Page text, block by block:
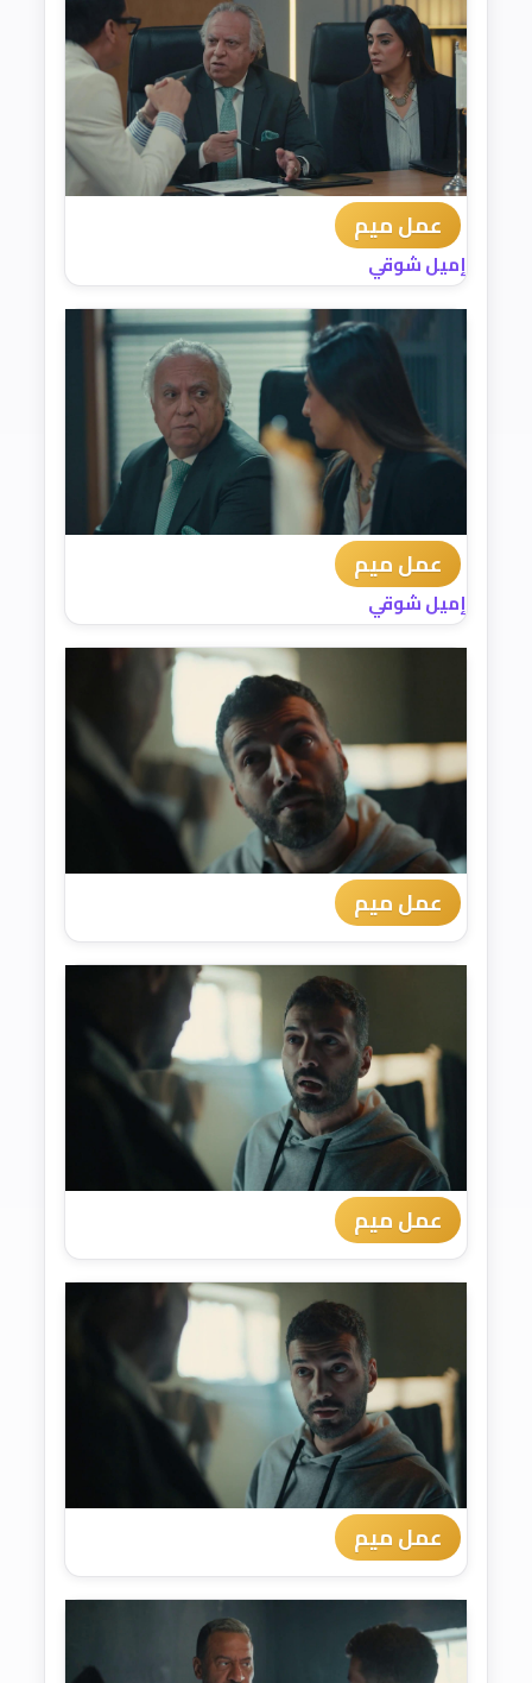
عمل ميم
إميل شوقي
عمل ميم
إميل شوقي
عمل ميم
عمل ميم
عمل ميم